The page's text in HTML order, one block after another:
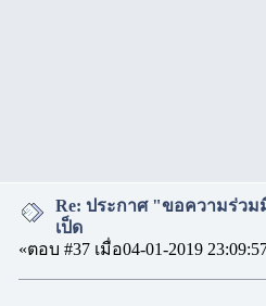
Re: ประกาศ "ขอความร่ว
เป็ด
«ตอบ #37 เมื่อ04-01-2019